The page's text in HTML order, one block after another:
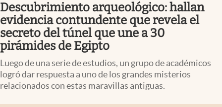
Descubrimiento arqueológico: hallan
evidencia contundente que revela el
secreto del túnel que une a 30
pirámides de Egipto
Luego de una serie de estudios, un grupo de académicos
logró dar respuesta a uno de los grandes misterios
relacionados con estas maravillas antiguas.